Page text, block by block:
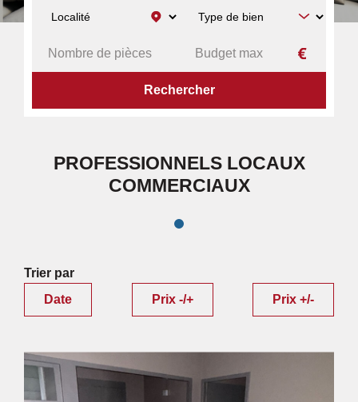
PROFESSIONNELS LOCAUX COMMERCIAUX
PROFESSIONNELS LOCAUX
COMMERCIAUX
Trier par
Date
Prix -/+ Prix +/-